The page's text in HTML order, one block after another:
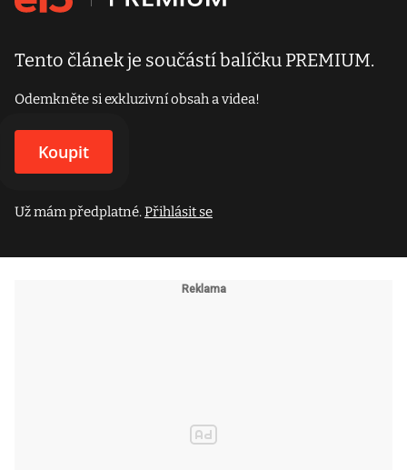
Tento článek je součástí balíčku PREMIUM.
Odemkněte si exkluzivní obsah a videa!
Koupit
Už mám předplatné.Přihlásit se